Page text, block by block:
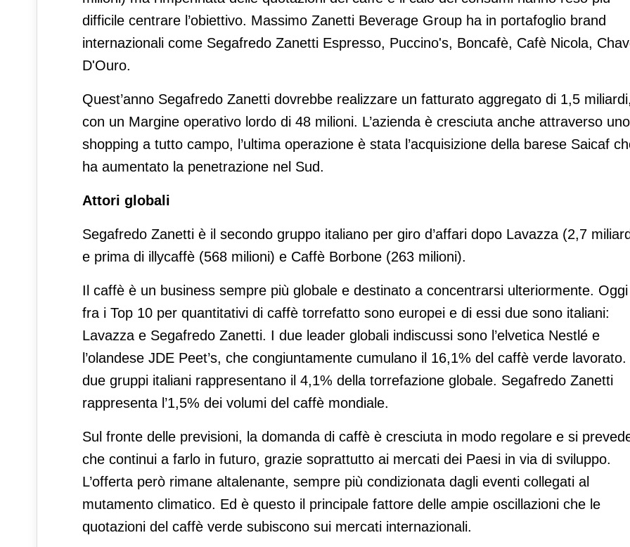
difficile centrare l’obiettivo. Massimo Zanetti Beverage Group ha in portafoglio brand
internazionali come Segafredo Zanetti Espresso, Puccino's, Boncafè, Cafè Nicola,
D'Ouro.
Quest’anno Segafredo Zanetti dovrebbe realizzare un fatturato aggregato di 1,5 miliardi,
con un Margine operativo lordo di 48 milioni. L’azienda è cresciuta anche attraverso uno
shopping a tutto campo, l’ultima operazione è stata l’acquisizione della barese Saicaf
ha aumentato la penetrazione nel Sud.
Attori globali
Segafredo Zanetti è il secondo gruppo italiano per giro d’affari dopo Lavazza (2,7
e prima di illycaffè (568 milioni) e Caffè Borbone (263 milioni).
Il caffè è un business sempre più globale e destinato a concentrarsi ulteriormente.
fra i Top 10 per quantitativi di caffè torrefatto sono europei e di essi due sono italiani:
Lavazza e Segafredo Zanetti. I due leader globali indiscussi sono l’elvetica Nestlé e
l’olandese JDE Peet’s, che congiuntamente cumulano il 16,1% del caffè verde lavorato.
due gruppi italiani rappresentano il 4,1% della torrefazione globale. Segafredo Zanetti
rappresenta l’1,5% dei volumi del caffè mondiale.
Sul fronte delle previsioni, la domanda di caffè è cresciuta in modo regolare e si
che continui a farlo in futuro, grazie soprattutto ai mercati dei Paesi in via di sviluppo.
L’offerta però rimane altalenante, sempre più condizionata dagli eventi collegati al
mutamento climatico. Ed è questo il principale fattore delle ampie oscillazioni che le
quotazioni del caffè verde subiscono sui mercati internazionali.